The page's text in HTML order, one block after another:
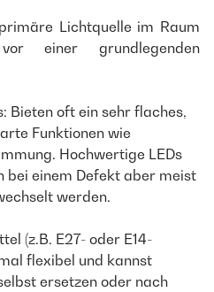
Lichtquelle im Raum
einer grundlegenden
Bieten oft ein sehr flaches,
Funktionen wie
Hochwertige LEDs
bei einem Defekt aber meist
werden.
(z.B. E27- oder E14-
flexibel und kannst
ersetzen oder nach